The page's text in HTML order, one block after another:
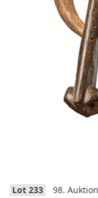
Lot 233 98. Auktion